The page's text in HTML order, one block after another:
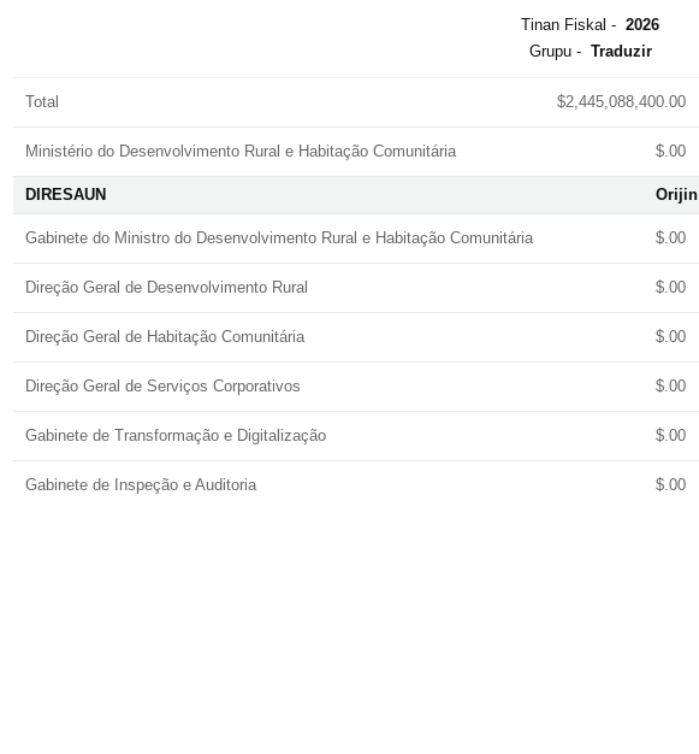
Tinan Fiskal - 2026
Grupu - Traduzir
Total $2,445,088,400.00
Ministério do Desenvolvimento Rural e Habitação Comunitária $.00
DIRESAUN Orijin
Gabinete do Ministro do Desenvolvimento Rural e Habitação Comunitária $.00
Direção Geral de Desenvolvimento Rural $.00
Direção Geral de Habitação Comunitária $.00
Direção Geral de Serviços Corporativos $.00
Gabinete de Transformação e Digitalização $.00
Gabinete de Inspeção e Auditoria $.00